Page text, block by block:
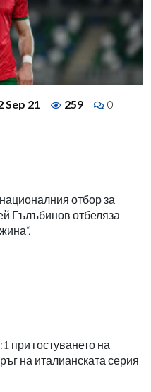
Sep 21 259 0
отбор за
Гълъбинов отбеляза
при гостуването на
на италианската серия